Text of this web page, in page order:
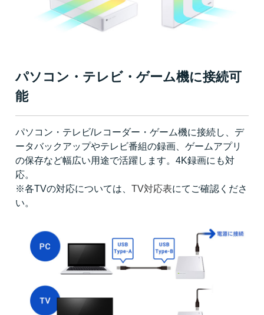
パソコン・テレビ・ゲーム機に接続可
能
パソコン・テレビ/レコーダー・ゲーム機に接続し、デ
ータバックアップやテレビ番組の録画、ゲームアプリ
の保存など幅広い用途で活躍します。4K録画にも対
応。
※各TVの対応については、TV対応表にてご確認くださ
い。